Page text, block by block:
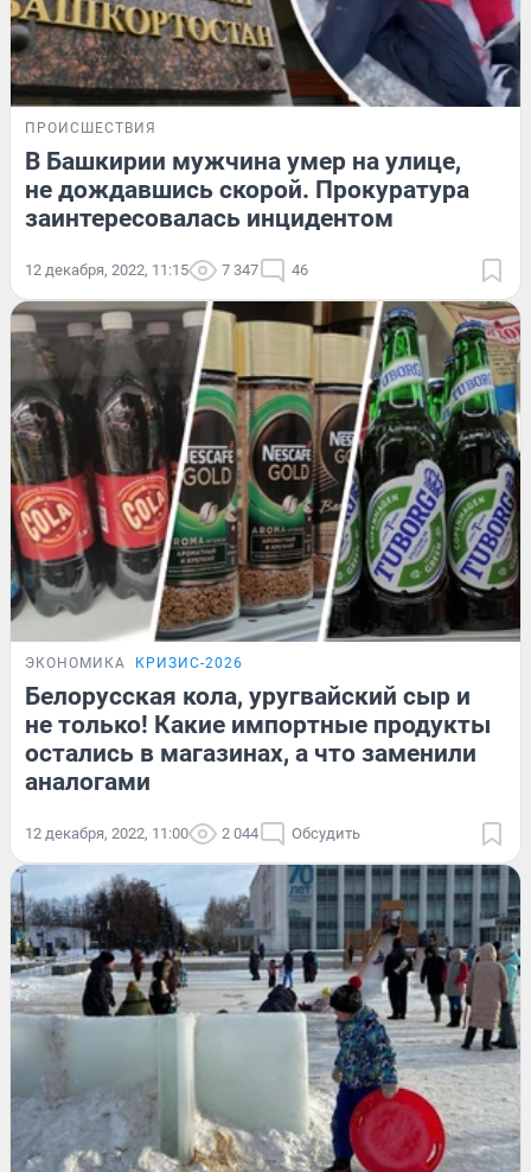
ПРОИСШЕСТВИЯ
В Башкирии мужчина умер на улице,
не дождавшись скорой. Прокуратура
заинтересовалась инцидентом
12 декабря, 2022, 11:15 7 347 46
ЭКОНОМИКА КРИЗИС-2026
Белорусская кола, уругвайский сыр и
не только! Какие импортные продукты
остались в магазинах, а что заменили
аналогами
12 декабря, 2022, 11:00 2 044 Обсудить